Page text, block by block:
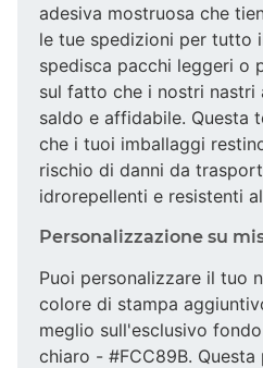
adesiva mostruosa che
le tue spedizioni per tutto
spedisca pacchi leggeri o
sul fatto che i nostri nastri
saldo e affidabile. Questa
che i tuoi imballaggi
rischio di danni da
idrorepellenti e resistenti
Personalizzazione su
Puoi personalizzare il tuo
colore di stampa
meglio sull'esclusivo
chiaro - #FCC89B.